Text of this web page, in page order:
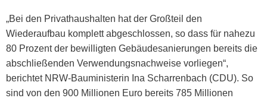
„Bei den Privathaushalten hat der Großteil den
Wiederaufbau komplett abgeschlossen, so dass für nahezu
80 Prozent der bewilligten Gebäudesanierungen bereits die
abschließenden Verwendungsnachweise vorliegen“,
berichtet NRW-Bauministerin Ina Scharrenbach (CDU). So
sind von den 900 Millionen Euro bereits 785 Millionen